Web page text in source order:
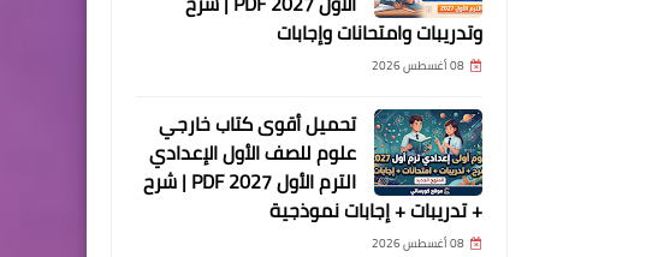
وتدريبات وامتحانات وإجابات
08 أغسطس 2026
تحميل أقوى كتاب خارجي
علوم للصف الأول الإعدادي
الترم الأول 2027 PDF | شرح
+ تدريبات + إجابات نموذجية
08 أغسطس 2026